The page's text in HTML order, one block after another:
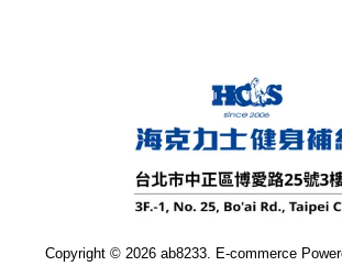
Copyright © 2026 ab8233. E-commerce